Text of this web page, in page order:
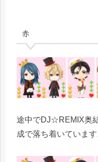
赤
途中でDJ☆REMIX奥
成で落ち着いています